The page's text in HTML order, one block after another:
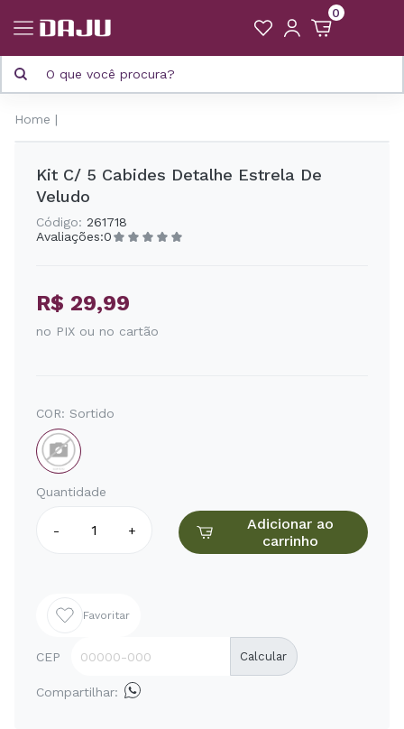
0
Home
Kit C/ 5 Cabides Detalhe Estrela De
Veludo
Código: 261718
Avaliações:0
R$ 29,99
no PIX ou no cartão
COR: Sortido
Quantidade
- +
Adicionar ao
carrinho
Favoritar
CEP Calcular
Compartilhar: